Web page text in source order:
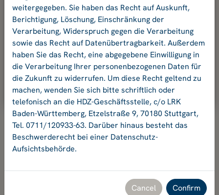
E-mail address
Password:
Ok
Hochschuldidaktikzentrum Baden-Württemberg
Etzelstraße 9, 70180 Stuttgart, Tel. +49 711 120933-63,
weitergegeben. Sie haben das Recht auf Auskunft,
Berichtigung, Löschung, Einschränkung der
Verarbeitung, Widerspruch gegen die Verarbeitung
sowie das Recht auf Datenübertragbarkeit. Außerdem
haben Sie das Recht, eine abgegebene Einwilligung in
die Verarbeitung Ihrer personenbezogenen Daten für
die Zukunft zu widerrufen. Um diese Recht geltend zu
machen, wenden Sie sich bitte schriftlich oder
telefonisch an die HDZ-Geschäftsstelle, c/o LRK
Baden-Württemberg, Etzelstraße 9, 70180 Stuttgart,
Tel. 0711/120933-63. Darüber hinaus besteht das
Beschwerderecht bei einer Datenschutz-
Aufsichtsbehörde.
Cancel Confirm